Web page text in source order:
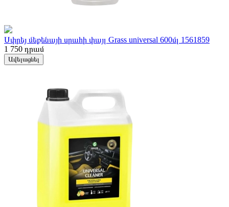
Սփրեյ մեքենայի սրահի փայլ Grass universal 600մլ 1561859
1 750 դրամ
Ավելացնել